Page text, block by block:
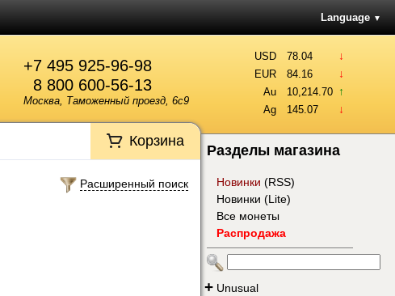
Language ▼
+7 495 925-96-98
8 800 600-56-13
Москва, Таможенный проезд, 6с9
USD 78.04 ↓
EUR 84.16 ↓
Au 10,214.70 ↑
Ag 145.07 ↓
Корзина
Расширенный поиск
Разделы магазина
Новинки (RSS)
Новинки (Lite)
Все монеты
Распродажа
+ Unusual